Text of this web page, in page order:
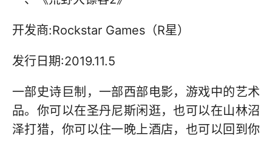
开发商:Rockstar Games（R星）
发行日期:2019.11.5
一部史诗巨制，一部西部电影，游戏中的艺术
品。你可以在圣丹尼斯闲逛，也可以在山林沼
泽打猎，你可以住一晚上酒店，也可以回到你